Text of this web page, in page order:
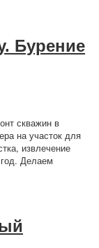
Бурение
скважин в
на участок для
извлечение
Делаем